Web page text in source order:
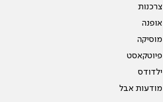
צרכנות
אופנה
מוסיקה
פיוטקאסט
ילדודס
מודעות אבל